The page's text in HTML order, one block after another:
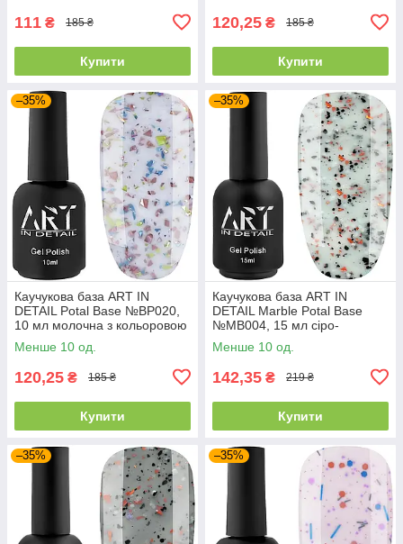
111 ₴ 185 ₴
Купити
120,25 ₴ 185 ₴
Купити
–35%
Каучукова база ART IN
DETAIL Potal Base №BP020,
10 мл молочна з кольоровою
поталлю
Менше 10 од.
120,25 ₴ 185 ₴
Купити
–35%
Каучукова база ART IN
DETAIL Marble Potal Base
№MB004, 15 мл сіро-
блакитний мікс
Менше 10 од.
142,35 ₴ 219 ₴
Купити
–35% –35%